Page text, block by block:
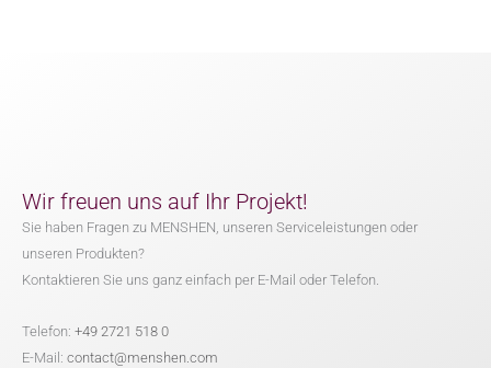
Wir freuen uns auf Ihr Projekt!
Sie haben Fragen zu MENSHEN, unseren Serviceleistungen oder
unseren Produkten?
Kontaktieren Sie uns ganz einfach per E-Mail oder Telefon.
Telefon: +49 2721 518 0
E-Mail: contact@menshen.com